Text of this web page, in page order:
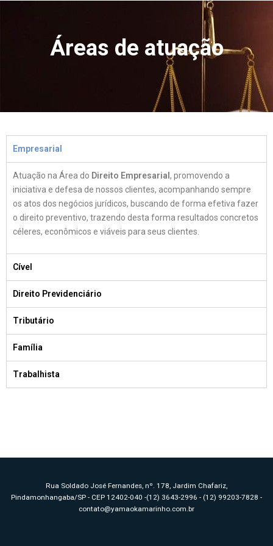
Áreas de atuação
Empresarial
Atuação na Área do Direito Empresarial , promovendo a
iniciativa e defesa de nossos clientes, acompanhando sempre
os atos dos negócios jurídicos, buscando de forma efetiva fazer
o direito preventivo, trazendo desta forma resultados concretos
céleres, econômicos e viáveis para seus clientes.
Cível
Direito Previdenciário
Tributário
Família
Trabalhista
Rua Soldado José Fernandes, nº. 178, Jardim Chafariz,
Pindamonhangaba/SP - CEP 12402-040 -(12) 3643-2996 - (12) 99203-7828 -
contato@yamaokamarinho.com.br